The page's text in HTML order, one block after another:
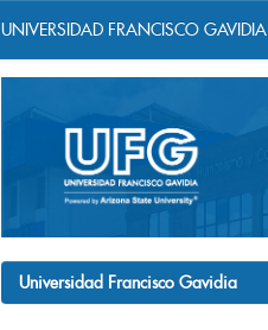
UNIVERSIDAD FRANCISCO GAVIDIA
Universidad Francisco Gavidia